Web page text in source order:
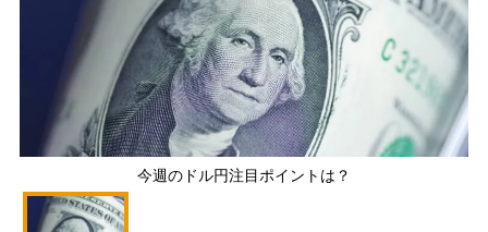
今週のドル円注目ポイントは？